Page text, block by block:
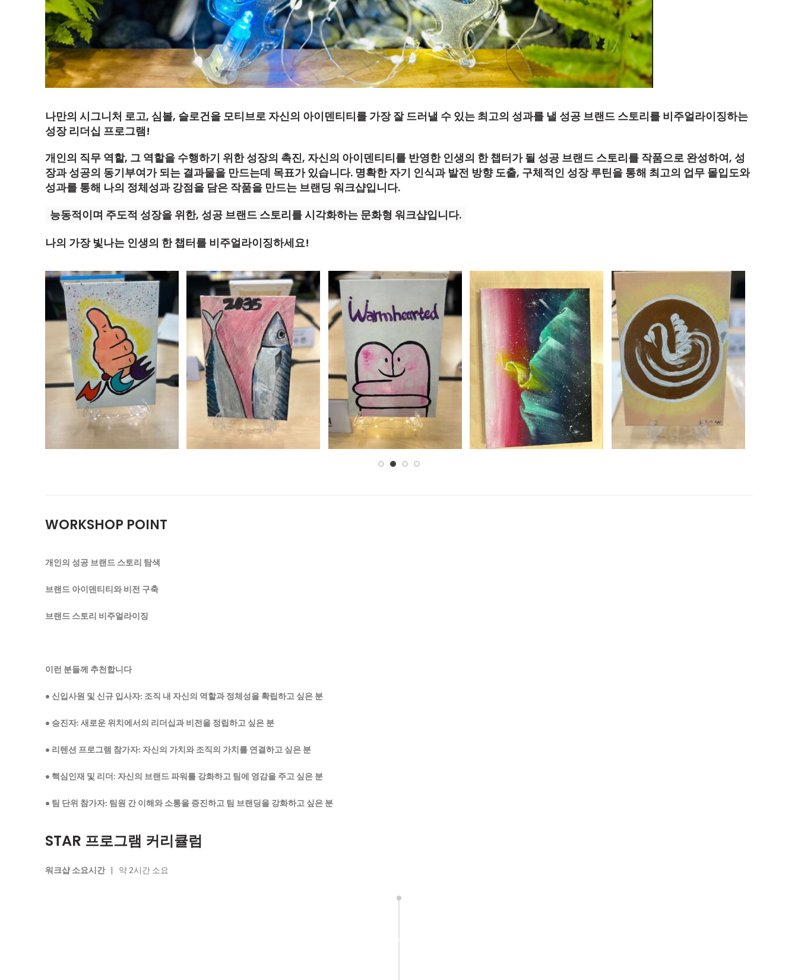
나만의 시그니처 로고, 심볼, 슬로건을 모티브로 자신의 아이덴티티를 가장 잘 드러낼 수 있는 최고의 성과를 낼 성공 브랜드 스토리를 비주얼라이징하는
성장 리더십 프로그램!
개인의 직무 역할, 그 역할을 수행하기 위한 성장의 촉진, 자신의 아이덴티티를 반영한 인생의 한 챕터가 될 성공 브랜드 스토리를 작품으로 완성하여, 성
장과 성공의 동기부여가 되는 결과물을 만드는데 목표가 있습니다. 명확한 자기 인식과 발전 방향 도출, 구체적인 성장 루틴을 통해 최고의 업무 몰입도와
성과를 통해 나의 정체성과 강점을 담은 작품을 만드는 브랜딩 워크샵입니다.
능동적이며 주도적 성장을 위한, 성공 브랜드 스토리를 시각화하는 문화형 워크샵입니다.
나의 가장 빛나는 인생의 한 챕터를 비주얼라이징하세요!
WORKSHOP POINT
개인의 성공 브랜드 스토리 탐색
브랜드 아이덴티티와 비전 구축
브랜드 스토리 비주얼라이징
이런 분들께 추천합니다
• 신입사원 및 신규 입사자: 조직 내 자신의 역할과 정체성을 확립하고 싶은 분
• 승진자: 새로운 위치에서의 리더십과 비전을 정립하고 싶은 분
• 리텐션 프로그램 참가자: 자신의 가치와 조직의 가치를 연결하고 싶은 분
• 핵심인재 및 리더: 자신의 브랜드 파워를 강화하고 팀에 영감을 주고 싶은 분
• 팀 단위 참가자: 팀원 간 이해와 소통을 증진하고 팀 브랜딩을 강화하고 싶은 분
STAR 프로그램 커리큘럼
워크샵 소요시간| 약 2시간 소요
test